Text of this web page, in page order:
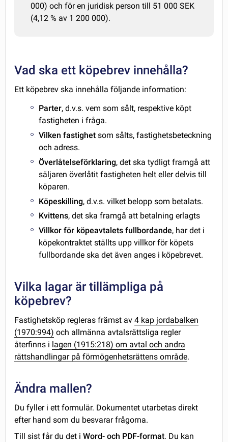
000) och för en juridisk person till 51 000 SEK
(4,12 % av 1 200 000).
Vad ska ett köpebrev innehålla?
Ett köpebrev ska innehålla följande information:
Parter, d.v.s. vem som sålt, respektive köpt
fastigheten i fråga.
Vilken fastighet som sålts, fastighetsbeteckning
och adress.
Överlåtelseförklaring, det ska tydligt framgå att
säljaren överlåtit fastigheten helt eller delvis till
köparen.
Köpeskilling, d.v.s. vilket belopp som betalats.
Kvittens, det ska framgå att betalning erlagts
Villkor för köpeavtalets fullbordande, har det i
köpekontraktet ställts upp villkor för köpets
fullbordande ska det även anges i köpebrevet.
Vilka lagar är tillämpliga på
köpebrev?
Fastighetsköp regleras främst av4 kap jordabalken
(1970:994) och allmänna avtalsrättsliga regler
återfinns i lagen (1915:218) om avtal och andra
rättshandlingar på förmögenhetsrättens område.
Ändra mallen?
Du fyller i ett formulär. Dokumentet utarbetas direkt
efter hand som du besvarar frågorna.
Till sist får du det iWord- och PDF-format. Du kan